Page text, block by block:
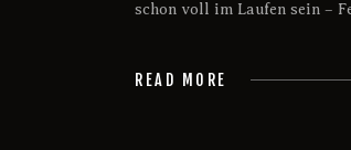
schon voll im Laufen sein –
READ MORE